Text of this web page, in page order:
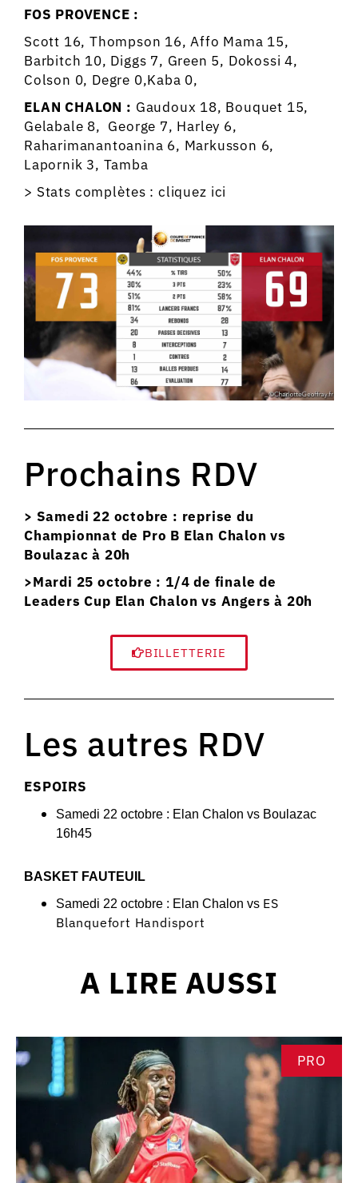
FOS PROVENCE :
Scott 16, Thompson 16, Affo Mama 15,
Barbitch 10, Diggs 7, Green 5, Dokossi 4,
Colson 0, Degre 0,Kaba 0,
ELAN CHALON : Gaudoux 18, Bouquet 15,
Gelabale 8, George 7, Harley 6,
Raharimanantoanina 6, Markusson 6,
Lapornik 3, Tamba
> Stats complètes : cliquez ici
Prochains RDV
> Samedi 22 octobre : reprise du
Championnat de Pro B Elan Chalon vs
Boulazac à 20h
>Mardi 25 octobre : 1/4 de finale de
Leaders Cup Elan Chalon vs Angers à 20h
BILLETTERIE
Les autres RDV
ESPOIRS
Samedi 22 octobre : Elan Chalon vs Boulazac
16h45
BASKET FAUTEUIL
Samedi 22 octobre : Elan Chalon vs ES
Blanquefort Handisport
A LIRE AUSSI
PRO